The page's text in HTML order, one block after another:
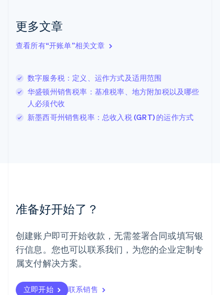
更多文章
查看所有“开账单”相关文章
数字服务税：定义、运作方式及适用范围
华盛顿州销售税率：基准税率、地方附加税以及哪些
人必须代收
新墨西哥州销售税率：总收入税 (GRT) 的运作方式
准备好开始了？
创建账户即可开始收款，无需签署合同或填写银
行信息。您也可以联系我们，为您的企业定制专
属支付解决方案。
立即开始 联系销售
克罗地亚
EnglishItaliano
拉脱维亚
English
列支敦士登
DeutschEnglish
卢森堡
Français Deutsch
罗马尼亚
墨西哥
EspañolEnglish
English
葡萄牙
PortuguêsEnglish
日本
瑞典
Svenska English